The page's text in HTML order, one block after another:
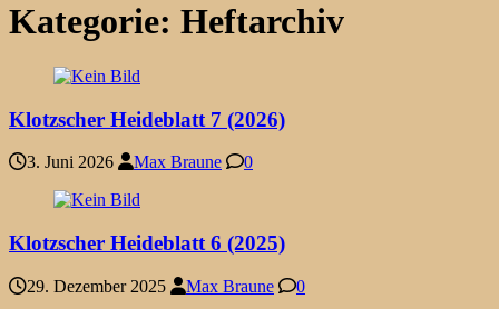
Kategorie: Heftarchiv
Klotzscher Heideblatt 7 (2026)
3. Juni 2026 Max Braune 0
Klotzscher Heideblatt 6 (2025)
29. Dezember 2025 Max Braune 0